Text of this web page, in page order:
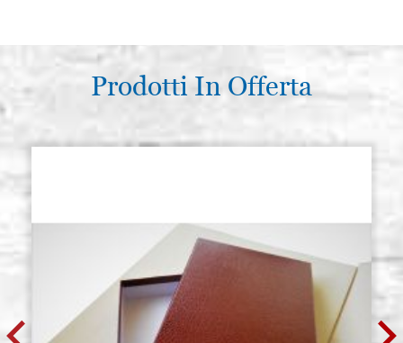
Prodotti In Offerta